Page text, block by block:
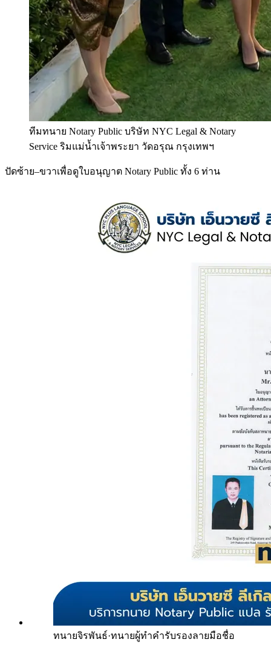
ทีมทนาย Notary Public บริษัท NYC Legal & Notary
Service ริมแม่น้ำเจ้าพระยา วัดอรุณ กรุงเทพฯ
ปัดซ้าย–ขวาเพื่อดูใบอนุญาต Notary Public ทั้ง 6 ท่าน
ทนายจิรพันธ์·ทนายผู้ทำคำรับรองลายมือชื่อ